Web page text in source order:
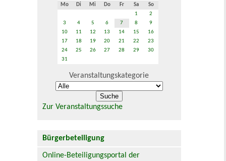
Mo
Di Mi Do Fr Sa
So
1
2
3
4 5 6 7 8
9
10
11 12 13 14 15
16
17
18 19 20 21 22
23
24
25 26 27 28 29
30
31
Veranstaltungskategorie
Zur Veranstaltungssuche
Bürgerbeteiligung
Online-Beteiligungsportal der